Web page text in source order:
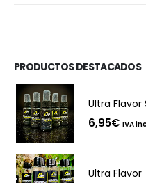
PRODUCTOS DESTACADOS
Ultra Flavor
6,95€ IVA
Ultra Flavor